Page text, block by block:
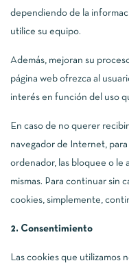
dependiendo de la
utilice su equipo.
Además, mejoran su
página web ofrezca al
interés en función del uso
En caso de no querer
navegador de Internet,
ordenador, las bloquee o le
mismas. Para continuar sin
cookies, simplemente,
2. Consentimiento
Las cookies que utilizamos